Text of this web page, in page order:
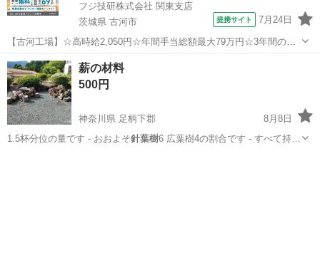
フジ技研株式会社 関東支店
茨城県 古河市
提携サイト 7月24日
【古河工場】☆高時給2,050円☆年間手当総額最大79万円☆3年間の手
当総額169万円☆年収630万円可☆寮費無料☆大手トラックメーカーで
の組立組付のお仕事☆自動車業界経験者積極採用中！！【20代でも年
収500万円が目指せる...
茨城 古河市 その他
薪の材料
500円
神奈川県 足柄下郡
8月8日
1.5杯分位の量です - おおよそ針葉樹6 広葉樹4の割合です - すべて持…